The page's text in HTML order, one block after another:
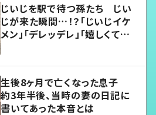
じいじを駅で待つ孫たち じい
じが来た瞬間…！？「じいじイケ
メン」「デレッデレ」「嬉しくて可
生後8ヶ月で亡くなった息子
約3年半後、当時の妻の日記に
書いてあった本音とは